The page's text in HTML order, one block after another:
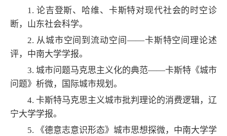
1. 论吉登斯、哈维、卡斯特对现代社会的时空诊
断，山东社会科学。
2. 从城市空间到流动空间——卡斯特空间理论述
评，中南大学学报。
3. 城市问题马克思主义化的典范——卡斯特《城市
问题》析微，国际城市规划。
4. 卡斯特马克思主义城市批判理论的消费逻辑，辽
宁大学学报。
5. 《德意志意识形态》城市思想探微，中南大学学